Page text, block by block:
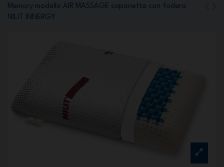
Memory modello AIR MASSAGE saponetta con fodera
NILIT INNERGY